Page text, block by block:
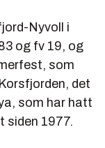
Nyvoll i
og fv 19, og
som
det
som har hatt
siden 1977.